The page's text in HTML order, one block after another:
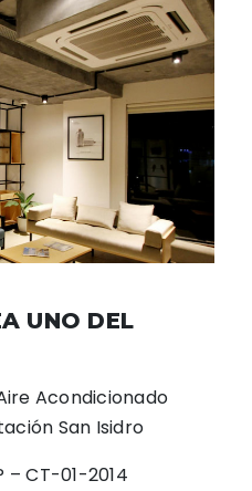
UNO DEL
Acondicionado
San Isidro
– CT-01-2014